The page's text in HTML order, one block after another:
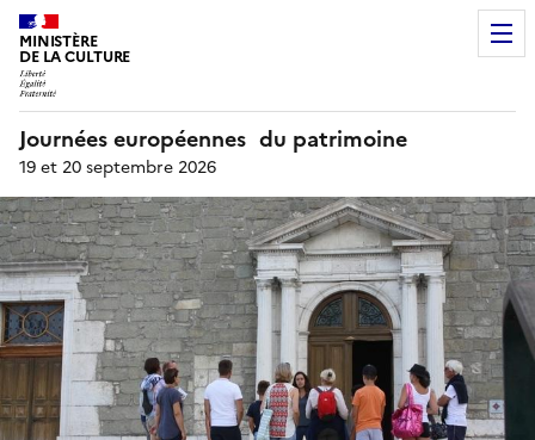
MINISTÈRE
DE LA CULTURE
Journées européennes du patrimoine
19 et 20 septembre 2026